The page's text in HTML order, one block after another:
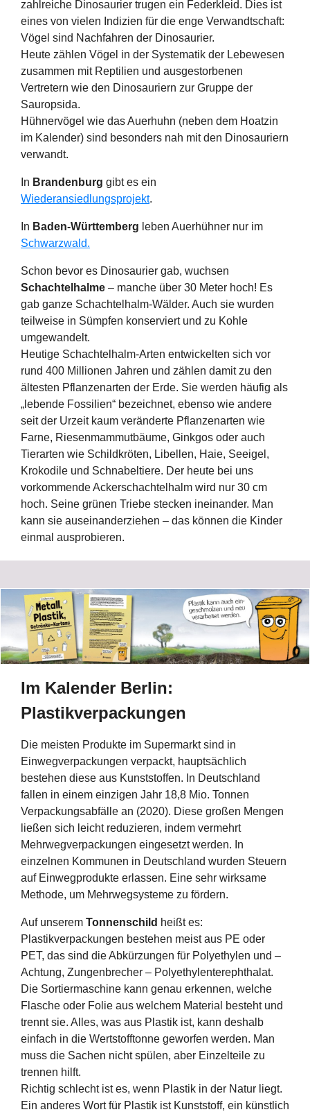
zahlreiche Dinosaurier trugen ein Federkleid. Dies ist
eines von vielen Indizien für die enge Verwandtschaft:
Vögel sind Nachfahren der Dinosaurier.
Heute zählen Vögel in der Systematik der Lebewesen
zusammen mit Reptilien und ausgestorbenen
Vertretern wie den Dinosauriern zur Gruppe der
Sauropsida.
Hühnervögel wie das Auerhuhn (neben dem Hoatzin
im Kalender) sind besonders nah mit den Dinosauriern
verwandt.
In Brandenburg gibt es ein
Wiederansiedlungsprojekt.
In Baden-Württemberg leben Auerhühner nur im
Schwarzwald.
Schon bevor es Dinosaurier gab, wuchsen
Schachtelhalme – manche über 30 Meter hoch! Es
gab ganze Schachtelhalm-Wälder. Auch sie wurden
teilweise in Sümpfen konserviert und zu Kohle
umgewandelt.
Heutige Schachtelhalm-Arten entwickelten sich vor
rund 400 Millionen Jahren und zählen damit zu den
ältesten Pflanzenarten der Erde. Sie werden häufig als
„lebende Fossilien“ bezeichnet, ebenso wie andere
seit der Urzeit kaum veränderte Pflanzenarten wie
Farne, Riesenmammutbäume, Ginkgos oder auch
Tierarten wie Schildkröten, Libellen, Haie, Seeigel,
Krokodile und Schnabeltiere. Der heute bei uns
vorkommende Ackerschachtelhalm wird nur 30 cm
hoch. Seine grünen Triebe stecken ineinander. Man
kann sie auseinanderziehen – das können die Kinder
einmal ausprobieren.
Im Kalender Berlin:
Plastikverpackungen
Die meisten Produkte im Supermarkt sind in
Einwegverpackungen verpackt, hauptsächlich
bestehen diese aus Kunststoffen. In Deutschland
fallen in einem einzigen Jahr 18,8 Mio. Tonnen
Verpackungsabfälle an (2020). Diese großen Mengen
ließen sich leicht reduzieren, indem vermehrt
Mehrwegverpackungen eingesetzt werden. In
einzelnen Kommunen in Deutschland wurden Steuern
auf Einwegprodukte erlassen. Eine sehr wirksame
Methode, um Mehrwegsysteme zu fördern.
Auf unserem Tonnenschild heißt es:
Plastikverpackungen bestehen meist aus PE oder
PET, das sind die Abkürzungen für Polyethylen und –
Achtung, Zungenbrecher – Polyethylenterephthalat.
Die Sortiermaschine kann genau erkennen, welche
Flasche oder Folie aus welchem Material besteht und
trennt sie. Alles, was aus Plastik ist, kann deshalb
einfach in die Wertstofftonne geworfen werden. Man
muss die Sachen nicht spülen, aber Einzelteile zu
trennen hilft.
Richtig schlecht ist es, wenn Plastik in der Natur liegt.
Ein anderes Wort für Plastik ist Kunststoff, ein künstlich